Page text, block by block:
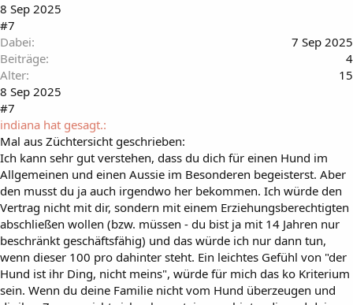
8 Sep 2025
#7
Dabei
7 Sep 2025
Beiträge
4
Alter
15
8 Sep 2025
#7
indiana hat gesagt.:
Mal aus Züchtersicht geschrieben:
Ich kann sehr gut verstehen, dass du dich für einen Hund im
Allgemeinen und einen Aussie im Besonderen begeisterst. Aber
den musst du ja auch irgendwo her bekommen. Ich würde den
Vertrag nicht mit dir, sondern mit einem Erziehungsberechtigten
abschließen wollen (bzw. müssen - du bist ja mit 14 Jahren nur
beschränkt geschäftsfähig) und das würde ich nur dann tun,
wenn dieser 100 pro dahinter steht. Ein leichtes Gefühl von "der
Hund ist ihr Ding, nicht meins", würde für mich das ko Kriterium
sein. Wenn du deine Familie nicht vom Hund überzeugen und